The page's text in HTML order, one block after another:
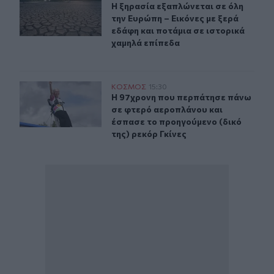
Η ξηρασία εξαπλώνεται σε όλη την
Η ξηρασία εξαπλώνεται σε όλη
την Ευρώπη – Εικόνες με ξερά
εδάφη και ποτάμια σε ιστορικά
χαμηλά επίπεδα
Η 97χρονη που περπάτησε πάνω σε φτερό αεροπλάνου
ΚΟΣΜΟΣ 15:30
Η 97χρονη που περπάτησε πάνω σε
Η 97χρονη που περπάτησε πάνω
σε φτερό αεροπλάνου και
έσπασε το προηγούμενο (δικό
της) ρεκόρ Γκίνες